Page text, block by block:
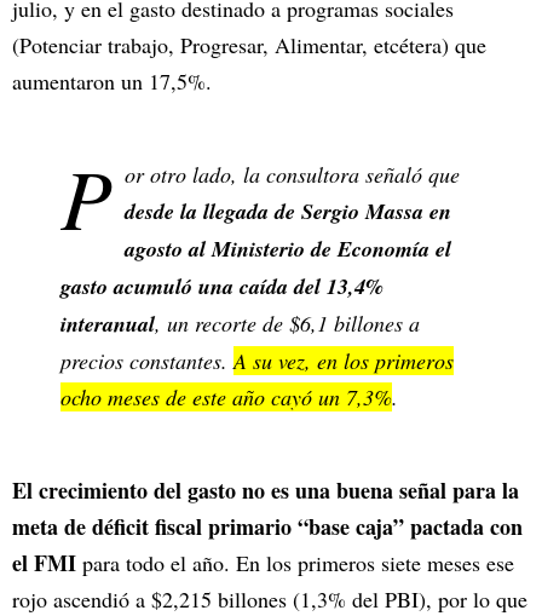
julio, y en el gasto destinado a programas sociales
(Potenciar trabajo, Progresar, Alimentar, etcétera) que
aumentaron un 17,5%.
P or otro lado, la consultora señaló que
desde la llegada de Sergio Massa en
agosto al Ministerio de Economía el
gasto acumuló una caída del 13,4%
interanual, un recorte de $6,1 billones a
precios constantes.A su vez, en los primeros
ocho meses de este año cayó un 7,3%.
El crecimiento del gasto no es una buena señal para la
meta de déficit fiscal primario “base caja” pactada con
el FMI para todo el año. En los primeros siete meses ese
rojo ascendió a $2,215 billones (1,3% del PBI), por lo que